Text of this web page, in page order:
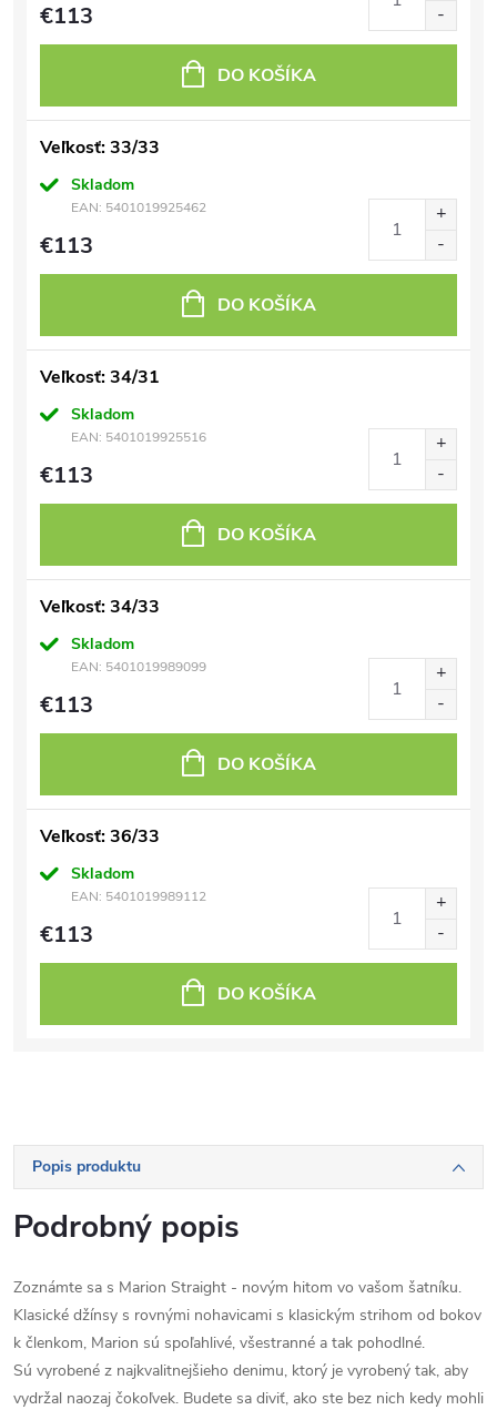
€113
DO KOŠÍKA
Veľkosť: 33/33
Skladom
EAN: 5401019925462
€113
DO KOŠÍKA
Veľkosť: 34/31
Skladom
EAN: 5401019925516
€113
DO KOŠÍKA
Veľkosť: 34/33
Skladom
EAN: 5401019989099
€113
DO KOŠÍKA
Veľkosť: 36/33
Skladom
EAN: 5401019989112
€113
DO KOŠÍKA
Popis produktu
Podrobný popis
Zoznámte sa s Marion Straight - novým hitom vo vašom šatníku.
Klasické džínsy s rovnými nohavicami s klasickým strihom od bokov
k členkom, Marion sú spoľahlivé, všestranné a tak pohodlné.
Sú vyrobené z najkvalitnejšieho denimu, ktorý je vyrobený tak, aby
vydržal naozaj čokoľvek. Budete sa diviť, ako ste bez nich kedy mohli